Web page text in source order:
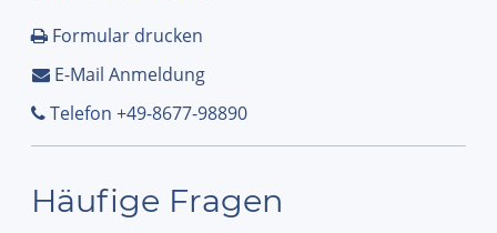
Formular drucken
E-Mail Anmeldung
Telefon +49-8677-98890
Häufige Fragen